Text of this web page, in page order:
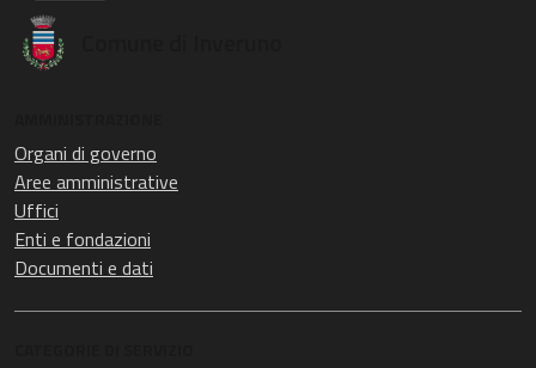
Organi di governo
Aree amministrative
Uffici
Enti e fondazioni
Documenti e dati